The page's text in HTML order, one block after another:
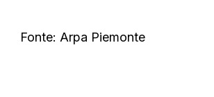
Fonte: Arpa Piemonte